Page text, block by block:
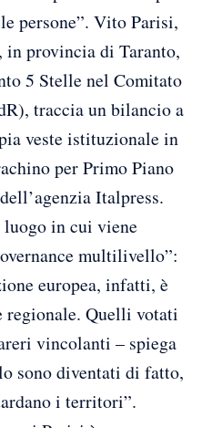
persone”. Vito Parisi,
provincia di Taranto,
5 Stelle nel Comitato
traccia un bilancio a
veste istituzionale in
per Primo Piano
Italpress.
in cui viene
multilivello”:
europea, infatti, è
Quelli votati
vincolanti – spiega
sono diventati di fatto,
i territori”.